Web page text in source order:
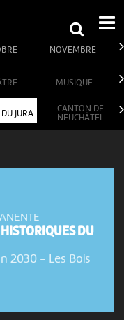
NOVEMBRE
MUSIQUE
JURA
CANTON DE
NEUCHÂTEL
DU
2030- Les Bois